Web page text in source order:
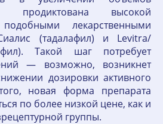
продиктована высокой
лекарственными
(тадалафил) и Levitra/
Такой шаг потребует
— возможно, возникнет
дозировки активного
новая форма препарата
по более низкой цене, как и
группы.